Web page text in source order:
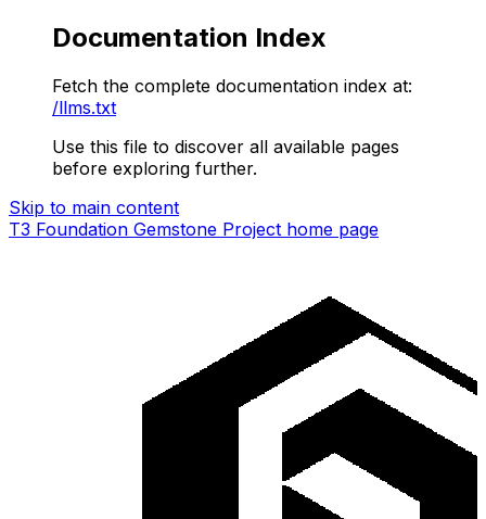
Documentation Index
Fetch the complete documentation index at:
/llms.txt
Use this file to discover all available pages
before exploring further.
Skip to main content
T3 Foundation Gemstone Project home page